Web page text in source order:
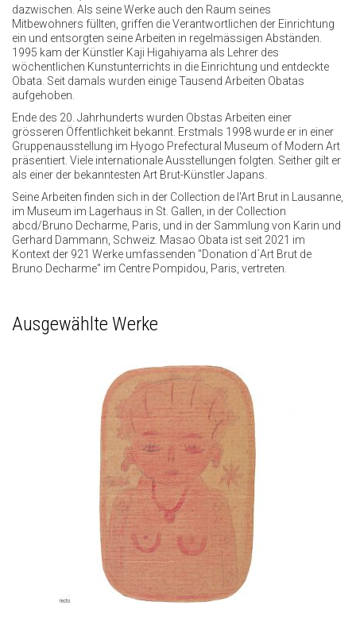
dazwischen. Als seine Werke auch den Raum seines
Mitbewohners füllten, griffen die Verantwortlichen der Einrichtung
ein und entsorgten seine Arbeiten in regelmässigen Abständen.
1995 kam der Künstler Kaji Higahiyama als Lehrer des
wöchentlichen Kunstunterrichts in die Einrichtung und entdeckte
Obata. Seit damals wurden einige Tausend Arbeiten Obatas
aufgehoben.
Ende des 20. Jahrhunderts wurden Obstas Arbeiten einer
grösseren Öffentlichkeit bekannt. Erstmals 1998 wurde er in einer
Gruppenausstellung im Hyogo Prefectural Museum of Modern Art
präsentiert. Viele internationale Ausstellungen folgten. Seither gilt er
als einer der bekanntesten Art Brut-Künstler Japans.
Seine Arbeiten finden sich in der Collection de l'Art Brut in Lausanne,
im Museum im Lagerhaus in St. Gallen, in der Collection
abcd/Bruno Decharme, Paris, und in der Sammlung von Karin und
Gerhard Dammann, Schweiz. Masao Obata ist seit 2021 im
Kontext der 921 Werke umfassenden "Donation d´Art Brut de
Bruno Decharme" im Centre Pompidou, Paris, vertreten.
Ausgewählte Werke